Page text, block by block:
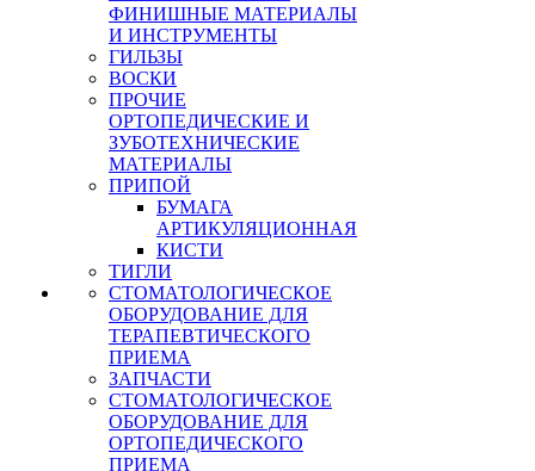
ФИНИШНЫЕ МАТЕРИАЛЫ
И ИНСТРУМЕНТЫ
ГИЛЬЗЫ
ВОСКИ
ПРОЧИЕ
ОРТОПЕДИЧЕСКИЕ И
ЗУБОТЕХНИЧЕСКИЕ
МАТЕРИАЛЫ
ПРИПОЙ
БУМАГА
АРТИКУЛЯЦИОННАЯ
КИСТИ
ТИГЛИ
СТОМАТОЛОГИЧЕСКОЕ
ОБОРУДОВАНИЕ ДЛЯ
ТЕРАПЕВТИЧЕСКОГО
ПРИЕМА
ЗАПЧАСТИ
СТОМАТОЛОГИЧЕСКОЕ
ОБОРУДОВАНИЕ ДЛЯ
ОРТОПЕДИЧЕСКОГО
ПРИЕМА